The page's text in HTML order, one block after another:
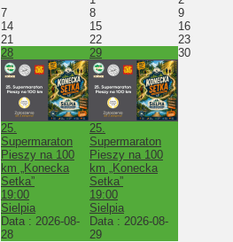
7 8
9
14 15
16
21 22
23
28
25.
Supermaraton
Pieszy na 100
km „Konecka
Setka”
19:00
Sielpia
Data : 2026-08-
28
29
25.
Supermaraton
Pieszy na 100
km „Konecka
Setka”
19:00
Sielpia
Data : 2026-08-
29
30